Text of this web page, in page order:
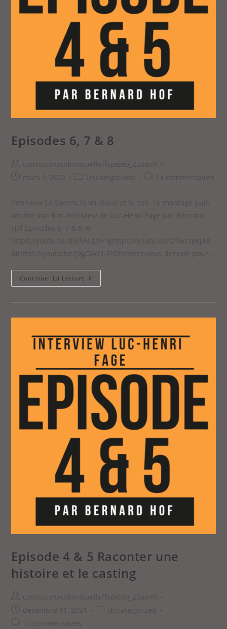
Episodes 6, 7 & 8
comissionaudiovisuelleffspeleo_25oanh
mars 1, 2022
Uncategorized 14 commentaires
Interview La Sacem, la musique et le son. Le montage puis
vendre son film Interview de Luc-Henri Fage par Bernard
Hof Episodes 6, 7 & 8 /8
https://youtu.be/d8j5ALgzH1ghttps://youtu.be/Q7wczgeJA8
Mhttps://youtu.be/J9gGWz1-ElQRendez-vous demain pour…
Continuer La Lecture
Episode 4 & 5 Raconter une
histoire et le casting
comissionaudiovisuelleffspeleo_25oanh
décembre 11, 2021
Uncategorized
15 commentaires